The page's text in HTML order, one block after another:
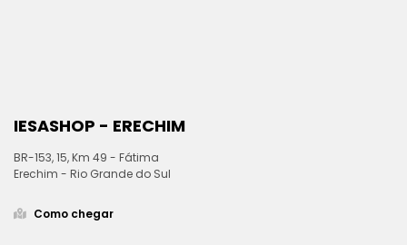
IESASHOP - ERECHIM
BR-153, 15, Km 49 - Fátima
Erechim - Rio Grande do Sul
Como chegar